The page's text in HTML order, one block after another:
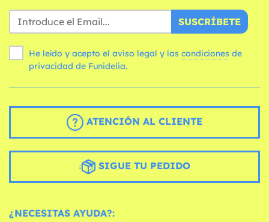
SUSCRÍBETE
He leído y acepto el aviso legal y las condiciones
privacidad de Funidelia.
ATENCIÓN AL CLIENTE
SIGUE TU PEDIDO
¿NECESITAS AYUDA?: